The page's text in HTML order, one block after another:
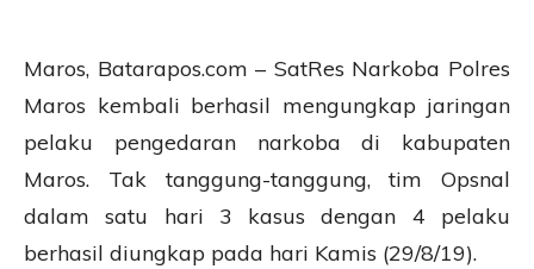
Maros, Batarapos.com – SatRes Narkoba Polres
Maros kembali berhasil mengungkap jaringan
pelaku pengedaran narkoba di kabupaten
Maros. Tak tanggung-tanggung, tim Opsnal
dalam satu hari 3 kasus dengan 4 pelaku
berhasil diungkap pada hari Kamis (29/8/19).